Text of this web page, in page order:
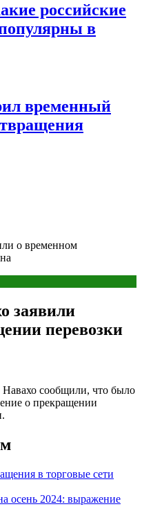
российские
в
временный
о временном
заявили
перевозки
сообщили, что было
о прекращении
в торговые сети
осень 2024: выражение